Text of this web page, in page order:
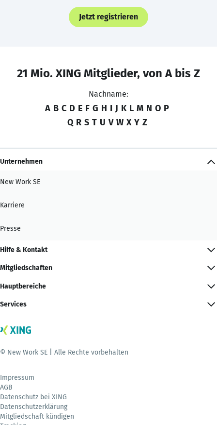
Jetzt registrieren
21 Mio. XING Mitglieder, von A bis Z
Nachname:
A B C D E F G H I J K L M N O P
Q R S T U V W X Y Z
Unternehmen
New Work SE
Karriere
Presse
Hilfe & Kontakt
Mitgliedschaften
Hauptbereiche
Services
© New Work SE | Alle Rechte vorbehalten
Impressum
AGB
Datenschutz bei XING
Datenschutzerklärung
Mitgliedschaft kündigen